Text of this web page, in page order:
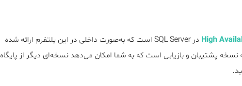
High
در SQL Server است که به‌صورت داخلی در این پلتفرم ارائه شده
نسخه پشتیبان و بازیابی است که به شما امکان می‌دهد نسخه‌ای دیگر از پایگاه